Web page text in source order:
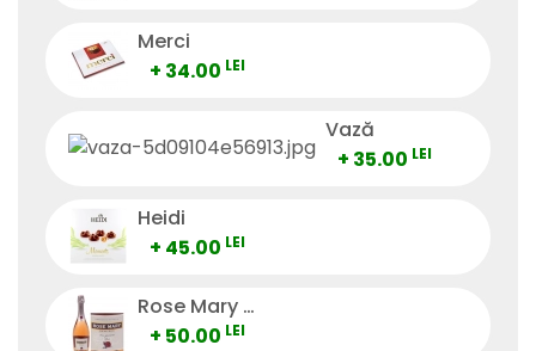
Merci
+ 34.00 LEI
Vază
+ 35.00 LEI
Heidi
+ 45.00 LEI
Rose Mary Vino Spumante
+ 50.00 LEI